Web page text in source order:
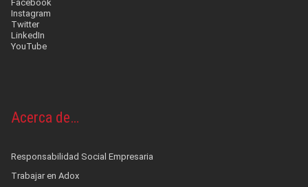
Facebook
Instagram
Twitter
LinkedIn
YouTube
Acerca de…
Responsabilidad Social Empresaria
Trabajar en Adox